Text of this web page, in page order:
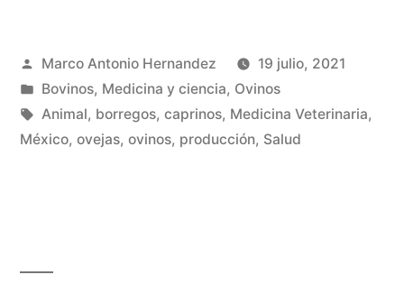
de
ovinos
en
Publicado
por
Marco Antonio Hernandez
19 julio, 2021
Publicada
en
Bovinos, Medicina y ciencia, Ovinos
Etiquetas:
Animal, borregos, caprinos, Medicina Veterinaria,
México, ovejas, ovinos, producción, Salud